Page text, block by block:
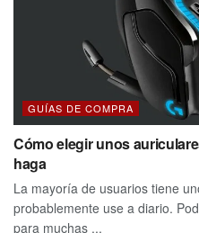
GUÍAS DE COMPRA
Cómo elegir unos
haga
La mayoría de usuarios tiene
probablemente use a diario.
para muchas ...